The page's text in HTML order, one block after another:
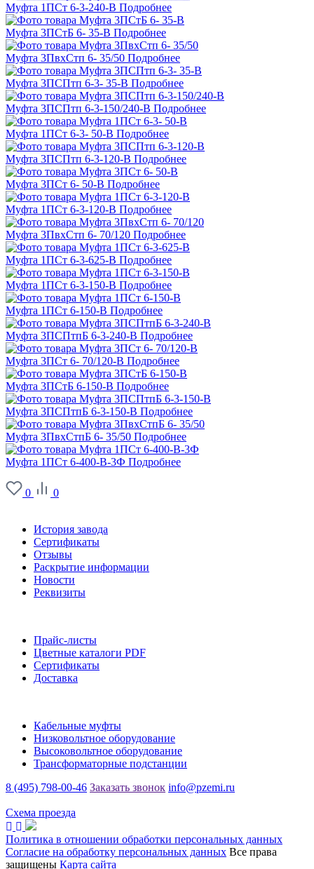
Муфта 1ПСт 6-3-240-В Подробнее
Муфта 3ПСтБ 6- 35-В Подробнее
Муфта 3ПвхСтп 6- 35/50 Подробнее
Муфта 3ПСПтп 6-3- 35-В Подробнее
Муфта 3ПСПтп 6-3-150/240-В Подробнее
Муфта 1ПСт 6-3- 50-В Подробнее
Муфта 3ПСПтп 6-3-120-В Подробнее
Муфта 3ПСт 6- 50-В Подробнее
Муфта 1ПСт 6-3-120-В Подробнее
Муфта 3ПвхСтп 6- 70/120 Подробнее
Муфта 1ПСт 6-3-625-В Подробнее
Муфта 1ПСт 6-3-150-В Подробнее
Муфта 1ПСт 6-150-В Подробнее
Муфта 3ПСПтпБ 6-3-240-В Подробнее
Муфта 3ПСт 6- 70/120-В Подробнее
Муфта 3ПСтБ 6-150-В Подробнее
Муфта 3ПСПтпБ 6-3-150-В Подробнее
Муфта 3ПвхСтпБ 6- 35/50 Подробнее
Муфта 1ПСт 6-400-В-3Ф Подробнее
0
0
История завода
Сертификаты
Отзывы
Раскрытие информации
Новости
Реквизиты
Прайс-листы
Цветные каталоги PDF
Сертификаты
Доставка
Кабельные муфты
Низковольтное оборудование
Высоковольтное оборудование
Трансформаторные подстанции
8 (495) 798-00-46 Заказать звонок info@pzemi.ru
Схема проезда
Политика в отношении обработки персональных данных
Согласие на обработку персональных данных Все права
защищены Карта сайта